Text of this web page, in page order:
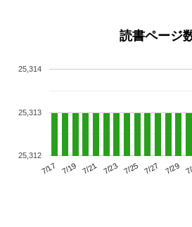
読書ページ
7/17 7/19 7/21 7/23 7/25 7/27 7/29
25,312
25,313
25,314